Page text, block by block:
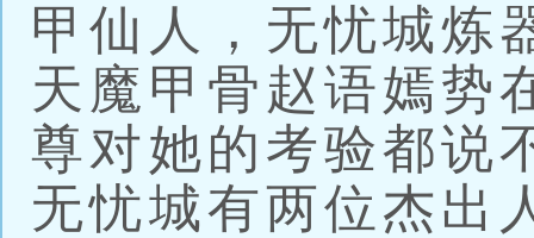
甲仙人，无忧城炼
天魔甲骨赵语嫣势
尊对她的考验都说
无忧城有两位杰出